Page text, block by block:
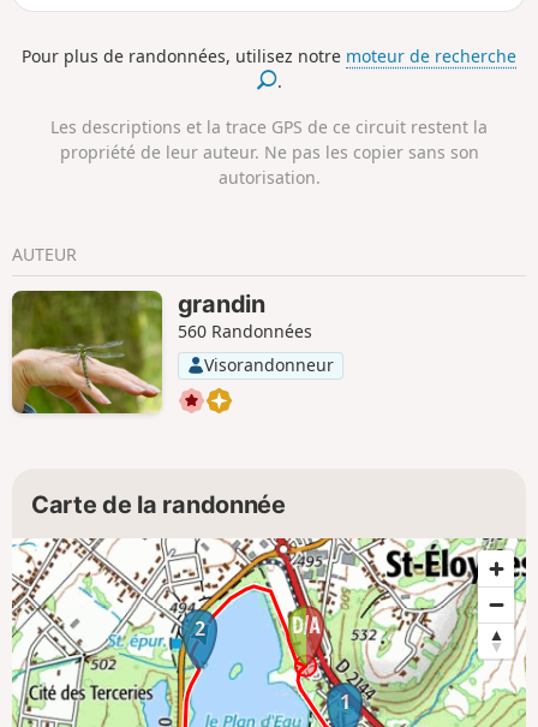
Pour plus de randonnées, utilisez notre moteur de recherche
.
Les descriptions et la trace GPS de ce circuit restent la
propriété de leur auteur. Ne pas les copier sans son
autorisation.
AUTEUR
grandin
560 Randonnées
Visorandonneur
Carte de la randonnée
1
2